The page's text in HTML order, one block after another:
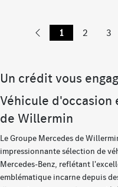
1 2 3
Un crédit vous
Véhicule d'occasion
de Willermin
Le Groupe Mercedes de
impressionnante sélection de
Mercedes-Benz, reflétant
emblématique incarne depuis